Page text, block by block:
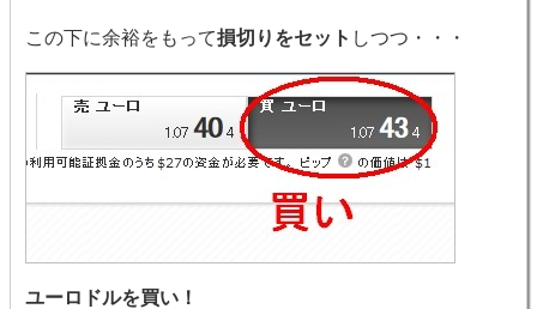
この下に余裕をもって損切りをセット しつつ・・・
ユーロドルを買い！